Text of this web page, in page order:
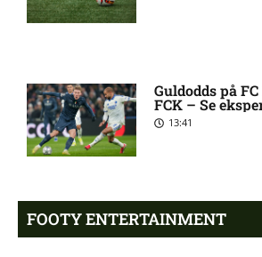
1. Division – Aarhus Fremad
mod HB Køge: Optakt,
[2026/08/08]
Guldodds på
FCK – Se
her13:41
FOOTY ENTERTAINMENT